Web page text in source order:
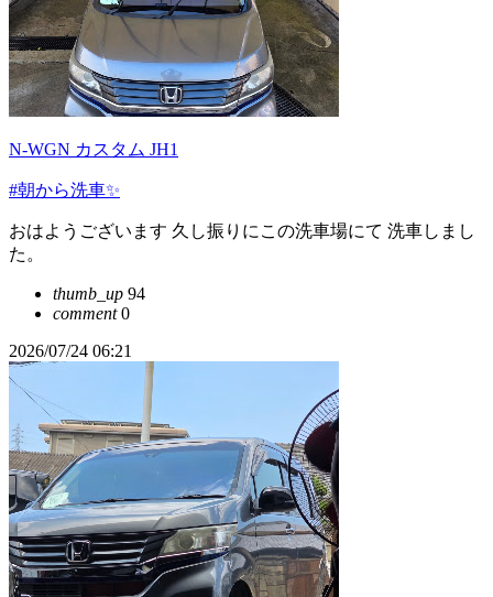
N-WGN カスタム JH1
#朝から洗車✨
おはようございます 久し振りにこの洗車場にて 洗車しまし
た。
thumb_up 94
comment0
2026/07/24 06:21